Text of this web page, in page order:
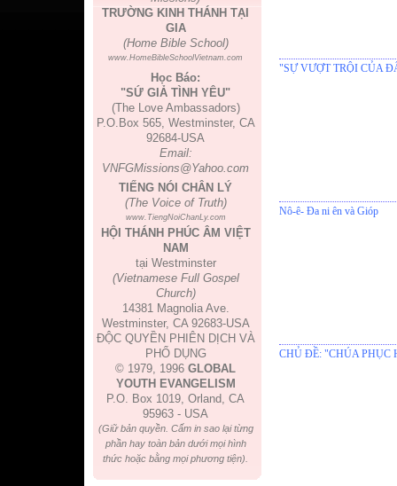
TRƯỜNG KINH THÁNH TẠI
GIA
(Home Bible School)
www.HomeBibleSchoolVietnam.com
Học Báo:
"SỨ GIẢ TÌNH YÊU"
(The Love Ambassadors)
P.O.Box 565, Westminster, CA
92684-USA
Email:
VNFGMissions@Yahoo.com
TIẾNG NÓI CHÂN LÝ
(The Voice of Truth)
www.TiengNoiChanLy.com
HỘI THÁNH PHÚC ÂM VIỆT
NAM
tại Westminster
(Vietnamese Full Gospel
Church)
14381 Magnolia Ave.
Westminster, CA 92683-USA
ĐỘC QUYỀN PHIÊN DỊCH VÀ
PHỔ DỤNG
© 1979, 1996 GLOBAL
YOUTH EVANGELISM
P.O. Box 1019, Orland, CA
95963 - USA
(Giữ bản quyền. Cấm in sao lại từng
phần hay toàn bản dưới mọi hình
thức hoặc bằng mọi phương tiện).
"SỰ VƯỢT TRỘI CỦA
Nô-ê- Đa ni ên và Gióp
CHỦ ĐỀ: "CHÚA PHỤC